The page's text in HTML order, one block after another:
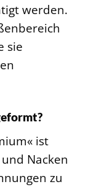
werden.
sie
ist
Nacken
zu